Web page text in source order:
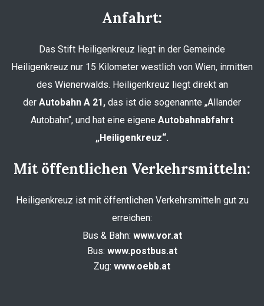
Anfahrt:
Das Stift Heiligenkreuz liegt in der Gemeinde
Heiligenkreuz nur 15 Kilometer westlich von Wien, inmitten
des Wienerwalds. Heiligenkreuz liegt direkt an
der Autobahn A 21, das ist die sogenannte „Allander
Autobahn“, und hat eine eigene Autobahnabfahrt
„Heiligenkreuz“.
Mit öffentlichen Verkehrsmitteln:
Heiligenkreuz ist mit öffentlichen Verkehrsmitteln gut zu
erreichen:
Bus & Bahn: www.vor.at
Bus: www.postbus.at
Zug: www.oebb.at